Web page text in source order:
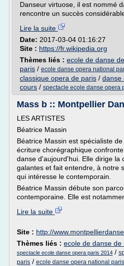
Danseur virtuose, il est nommé
rencontre un succès
Lire la suite
Date: 2017-03-04 01:16:27
Site : https://fr.wikipedia.org
Thèmes liés : ecole de danse
paris / ecole danse opera national
classique opera de paris / danse
cours / spectacle ecole danse opera
Mass b :: Montpellier
LES ARTISTES
Béatrice Massin
Béatrice Massin est spécialiste
écriture chorégraphique
danse d'aujourd'hui. Elle dirige la
galantes et fait entendre, à notre
qui intéresse le contemporain.
Béatrice Massin débute son
contemporaine. Elle est
Lire la suite
Site : http://
Thèmes liés : ecole de danse
spectacle ecole danse opera paris 2014 /
paris / ecole danse opera national paris